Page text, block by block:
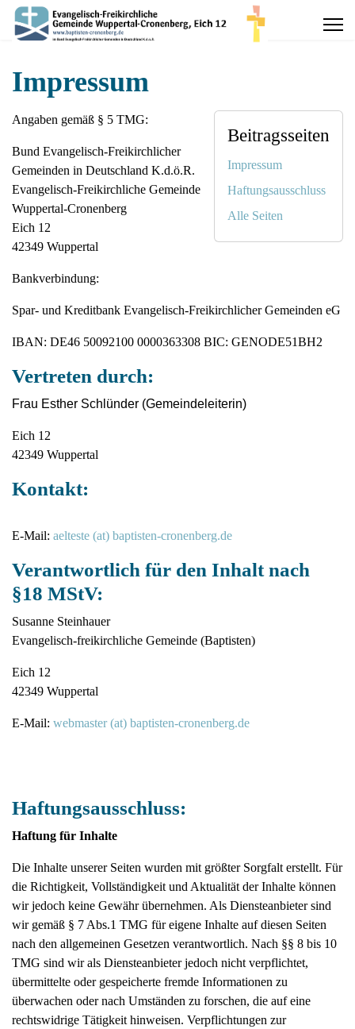
Impressum
Beitragsseiten
Impressum
Haftungsausschluss
Alle Seiten
Angaben gemäß § 5 TMG:
Bund Evangelisch-Freikirchlicher
Gemeinden in Deutschland K.d.ö.R.
Evangelisch-Freikirchliche Gemeinde
Wuppertal-Cronenberg
Eich 12
42349 Wuppertal
Bankverbindung:
Spar- und Kreditbank Evangelisch-Freikirchlicher Gemeinden eG
IBAN: DE46 50092100 0000363308 BIC: GENODE51BH2
Vertreten durch:
Frau Esther Schlünder (Gemeindeleiterin)
Eich 12
42349 Wuppertal
Kontakt:
E-Mail: aelteste (at) baptisten-cronenberg.de
Verantwortlich für den Inhalt nach
§18 MStV:
Susanne Steinhauer
Evangelisch-freikirchliche Gemeinde (Baptisten)
Eich 12
42349 Wuppertal
E-Mail: webmaster (at) baptisten-cronenberg.de
Haftungsausschluss:
Haftung für Inhalte
Die Inhalte unserer Seiten wurden mit größter Sorgfalt erstellt. Für
die Richtigkeit, Vollständigkeit und Aktualität der Inhalte können
wir jedoch keine Gewähr übernehmen. Als Diensteanbieter sind
wir gemäß § 7 Abs.1 TMG für eigene Inhalte auf diesen Seiten
nach den allgemeinen Gesetzen verantwortlich. Nach §§ 8 bis 10
TMG sind wir als Diensteanbieter jedoch nicht verpflichtet,
übermittelte oder gespeicherte fremde Informationen zu
überwachen oder nach Umständen zu forschen, die auf eine
rechtswidrige Tätigkeit hinweisen. Verpflichtungen zur